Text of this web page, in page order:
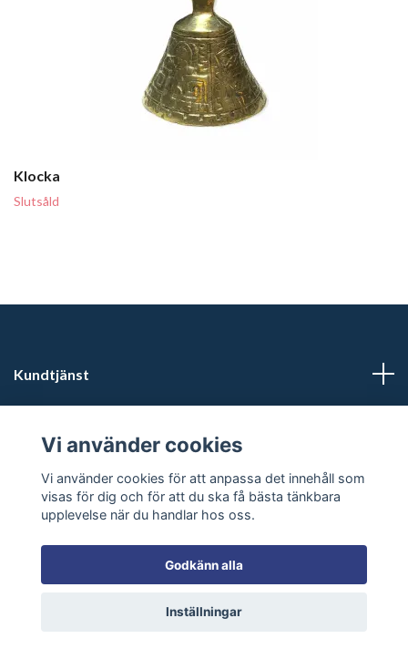
Klocka
Slutsåld
Kundtjänst
Sociala medier
© 2026 Inkashop - Unique shamanic & spiritual products
Vi använder cookies
Vi använder cookies för att anpassa det innehåll som
visas för dig och för att du ska få bästa tänkbara
upplevelse när du handlar hos oss.
Godkänn alla
Inställningar